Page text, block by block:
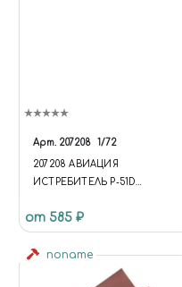
Арт. 207208 1/72
207208 АВИАЦИЯ
ИСТРЕБИТЕЛЬ P-51D
от 585 ₽
noname